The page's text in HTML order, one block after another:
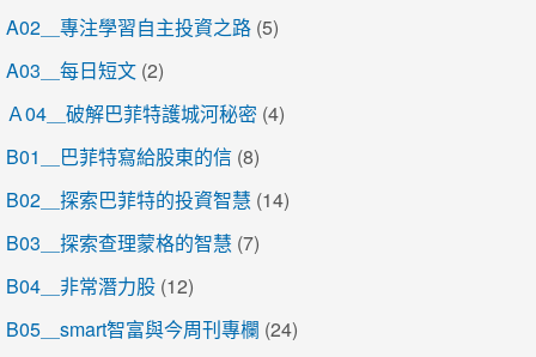
A02＿專注學習自主投資之路 (5)
A03＿每日短文 (2)
Ａ04＿破解巴菲特護城河秘密 (4)
B01＿巴菲特寫給股東的信 (8)
B02＿探索巴菲特的投資智慧 (14)
B03＿探索查理蒙格的智慧 (7)
B04＿非常潛力股 (12)
B05＿smart智富與今周刊專欄 (24)